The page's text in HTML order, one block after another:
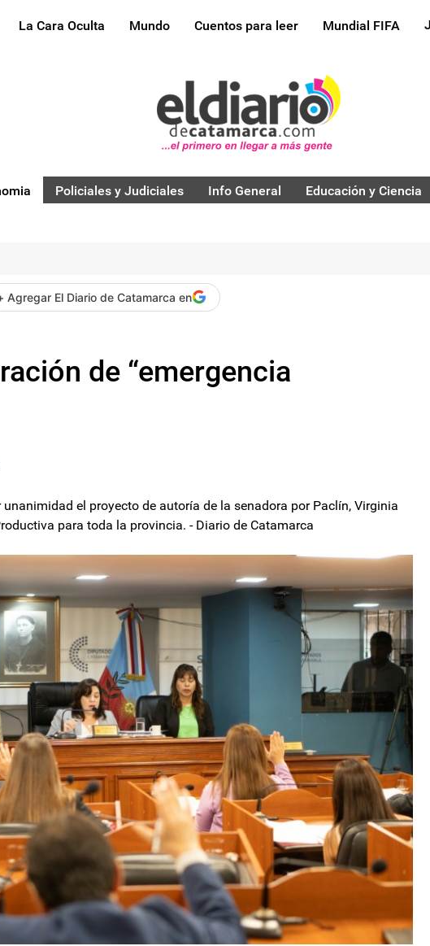
La Cara Oculta Mundo Cuentos para leer Mundial FIFA
Policiales y Judiciales Info General Educación y Ciencia
Agregar El Diario de Catamarca en
de “emergencia
el proyecto de autoría de la senadora por Paclín, Virginia
para toda la provincia. - Diario de Catamarca